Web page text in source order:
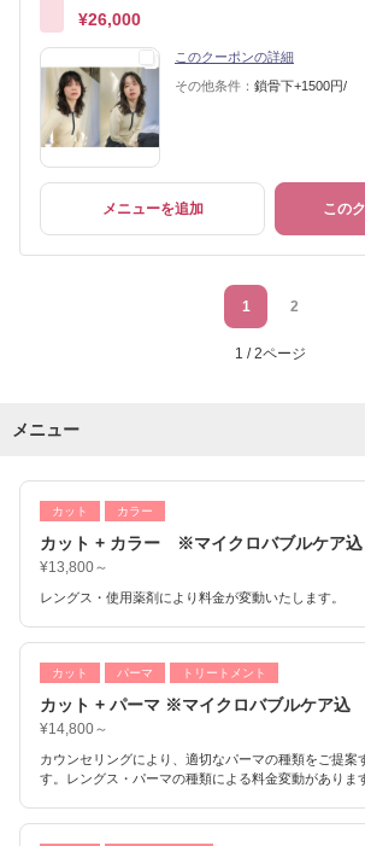
¥26,000
このクーポンの詳細
その他条件： 鎖骨下+1500円/
メニューを追加 この
1 2
1 / 2ページ
メニュー
カット カラー
カット + カラー ※マイクロバブルケア込
¥13,800～
レングス・使用薬剤により料金が変動いたします。
カット パーマ トリートメント
カット + パーマ ※マイクロバブルケア込
¥14,800～
カウンセリングにより、適切なパーマの種類をご提案
す。レングス・パーマの種類による料金変動がありま